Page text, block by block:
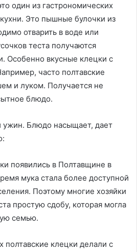
один из гастрономических
Это пышные булочки из
отварить в воде или
теста получаются
Особенно вкусные клецки с
часто полтавские
и луком. Получается не
блюдо.
ужин. Блюдо насыщает, дает
появились в Полтавщине в
мука стала более доступной
Поэтому многие хозяйки
простую сдобу, которая могла
семью.
полтавские клецки делали с